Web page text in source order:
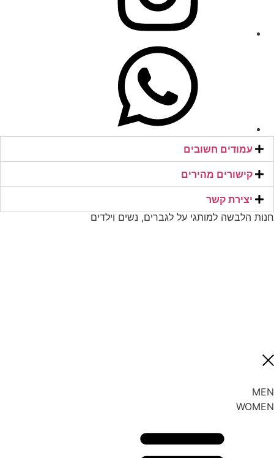
עמודים חשובים
קישורים מהירים​
יצירת קשר​
חנות הלבשה למותגי על לגברים, נשים וילדים
MEN
WOMEN